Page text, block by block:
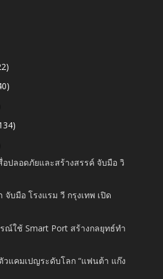
ปลอดภัยและสร้างสรรค์ จับมือ วิ
จับมือ โรงแรม วี กรุงเทพ เปิด
ณ์ใช้ Smart Port สร้างกลยุทธ์ทำ
วแคมเปญระดับโลก “แฟนต้า แก๊ง